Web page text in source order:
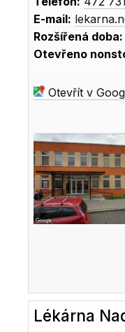
E-mail:
Rozšířená doba:
Otevřeno
Otevřít v
Lékárna